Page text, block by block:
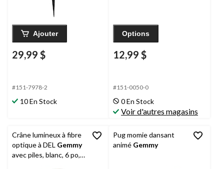
Ajouter
29,99 $
#151-7978-2
10 En Stock
Options
12,99 $
#151-0050-0
0 En Stock
Voir d'autres magasins
Crâne lumineux à fibre
optique à DEL Gemmy
avec piles, blanc, 6 po,
Pug momie dansant
animé Gemmy